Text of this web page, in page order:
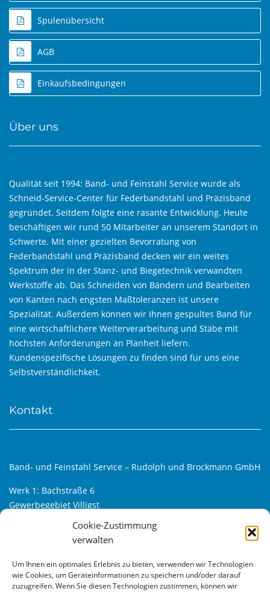
Cookie-Zustimmung
verwalten
Um Ihnen ein optimales Erlebnis zu bieten, verwenden wir Technologien
wie Cookies, um Geräteinformationen zu speichern und/oder darauf
zuzugreifen. Wenn Sie diesen Technologien zustimmen, können wir
Spulenübersicht
AGB
Einkaufsbedingungen
Über uns
Qualität seit 1994: Band- und Feinstahl Service wurde als
Schneid-Service-Center für Federbandstahl und Präzisband
gegründet. Seitdem folgte eine rasante Entwicklung. Heute
beschäftigen wir rund 50 Mitarbeiter an unserem Standort in
Schwerte. Mit einer gezielten Bevorratung von
Federbandstahl und Präzisband decken wir ein weites
Spektrum der in der Stanz- und Biegetechnik verwandten
Werkstoffe ab. Das Schneiden von Bändern und Bearbeiten
von Kanten nach engsten Maßtoleranzen ist unsere
Spezialität. Außerdem können wir Ihnen gespultes Band für
eine wirtschaftlichere Weiterverarbeitung und Stäbe mit
höchsten Anforderungen an Planheit liefern.
Kundenspezifische Lösungen zu finden sind für uns eine
Selbstverständlichkeit.
Kontakt
Band- und Feinstahl Service – Rudolph und Brockmann GmbH
Werk 1: Bachstraße 6
Gewerbegebiet Villigst
D-58239 Schwerte
Werk 2: Alfred-Klanke-Str. 6
D-58239 Schwerte